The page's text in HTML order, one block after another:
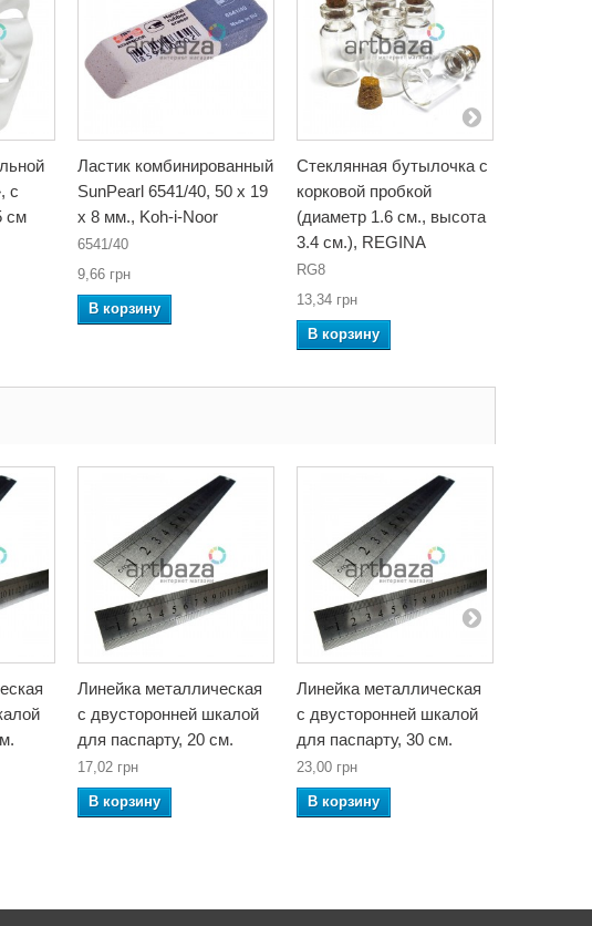
с
см
Ластик комбинированный
SunPearl 6541/40, 50 x 19
x 8 мм., Koh-i-Noor
6541/40
9,66 грн
В корзину
Стеклянная бутылочка с
корковой пробкой
(диаметр 1.6 см., высота
3.4 см.), REGINA
RG8
13,34 грн
В корзину
Линейка металлическая
c двусторонней шкалой
для паспарту, 20 см.
17,02 грн
В корзину
Линейка металлическая
c двусторонней шкалой
для паспарту, 30 см.
23,00 грн
В корзину